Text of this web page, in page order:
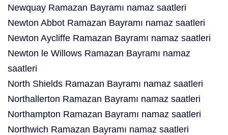
Newquay Ramazan Bayramı namaz saatleri
Newton Abbot Ramazan Bayramı namaz saatleri
Newton Aycliffe Ramazan Bayramı namaz saatleri
Newton le Willows Ramazan Bayramı namaz
saatleri
North Shields Ramazan Bayramı namaz saatleri
Northallerton Ramazan Bayramı namaz saatleri
Northampton Ramazan Bayramı namaz saatleri
Northwich Ramazan Bayramı namaz saatleri